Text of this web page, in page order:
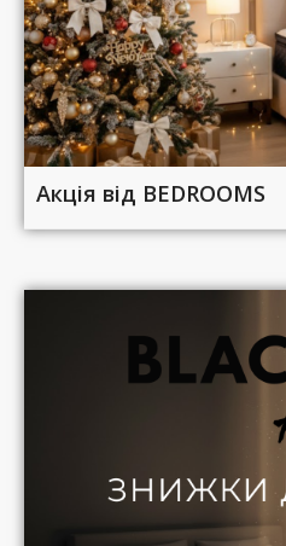
Акція від BEDROOMS